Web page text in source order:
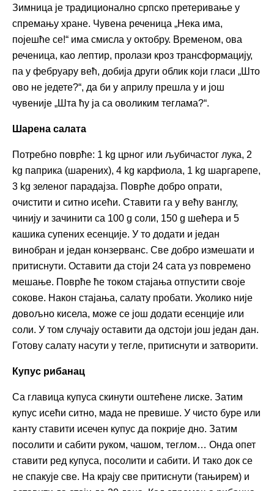
Зимница је традиционално српско претеривање у
спремању хране. Чувена реченица „Нека има,
појешће се!“ има смисла у октобру. Временом, ова
реченица, као лептир, пролази кроз трансформацију,
па у фебруару већ, добија други облик који гласи „Што
ово не једете?“, да би у априлу прешла у и још
чувеније „Шта ћу ја са оволиким теглама?“.
Шарена салата
Потребно поврће: 1 kg црног или љубичастог лука, 2
kg паприка (шарених), 4 kg карфиола, 1 kg шаргарепе,
3 kg зеленог парадајза. Поврће добро опрати,
очистити и ситно исећи. Ставити га у већу ванглу,
чинију и зачинити са 100 g соли, 150 g шећера и 5
кашика супених есенције. У то додати и један
винобран и један конзерванс. Све добро измешати и
притиснути. Оставити да стоји 24 сата уз повремено
мешање. Поврће ће током стајања отпустити своје
сокове. Након стајања, салату пробати. Уколико није
довољно кисела, може се још додати есенције или
соли. У том случају оставити да одстоји још један дан.
Готову салату насути у тегле, притиснути и затворити.
Купус рибанац
Са главица купуса скинути оштећене лиске. Затим
купус исећи ситно, мада не превише. У чисто буре или
канту ставити исечен купус да покрије дно. Затим
посолити и сабити руком, чашом, теглом… Онда опет
ставити ред купуса, посолити и сабити. И тако док се
не спакује све. На крају све притиснути (тањирем) и